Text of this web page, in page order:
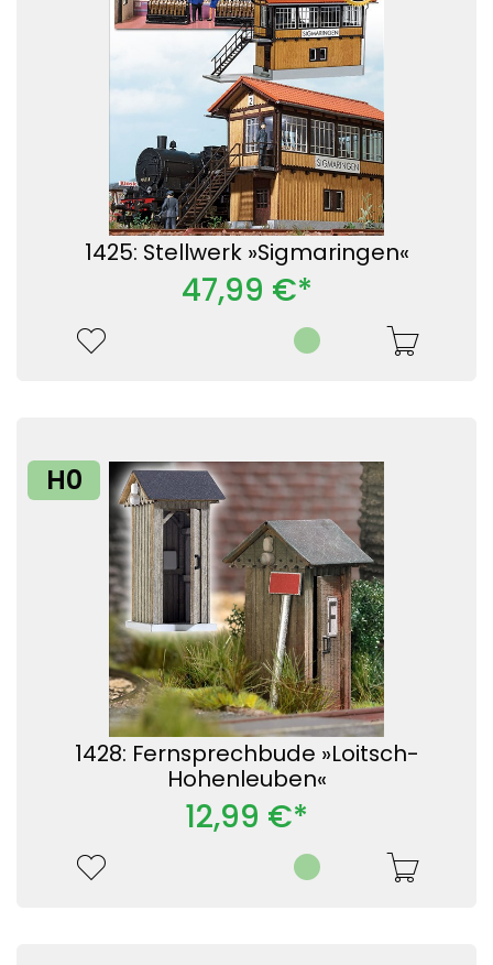
1425: Stellwerk »Sigmaringen«
47,99 €*
H0
1428: Fernsprechbude »Loitsch-
Hohenleuben«
12,99 €*